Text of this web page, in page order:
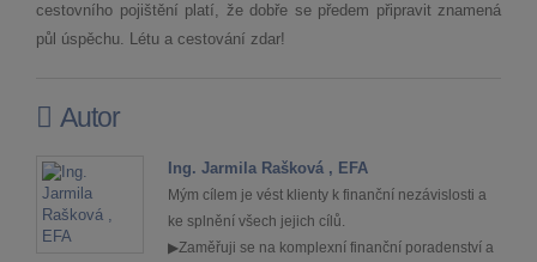
cestovního pojištění platí, že dobře se předem připravit znamená
půl úspěchu. Létu a cestování zdar!
Autor
Ing. Jarmila Rašková , EFA
Mým cílem je vést klienty k finanční nezávislosti a
ke splnění všech jejich cílů.
▶Zaměřuji se na komplexní finanční poradenství a